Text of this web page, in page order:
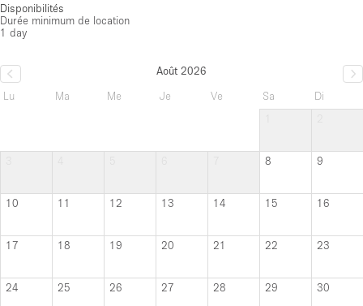
Disponibilités
Durée minimum de location
1 day
Août 2026
Lu
Ma Me Je Ve Sa
Di
8 9
10 11 12 13 14 15 16
17 18 19 20 21 22 23
24 25 26 27 28 29 30